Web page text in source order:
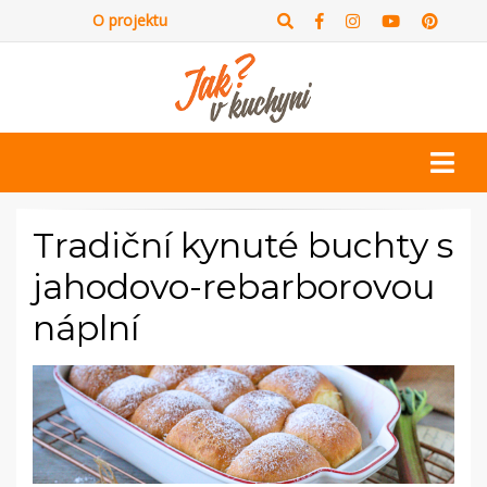
O projektu
Tradiční kynuté buchty s
jahodovo-rebarborovou
náplní